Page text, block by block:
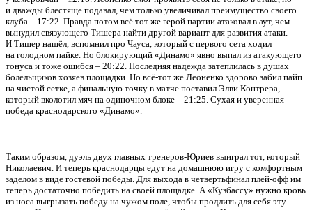
и дважды блестяще подавал, чем только увеличивал преимущество своего
клуба – 17:22. Правда потом всё тот же герой партии атаковал в аут, чем
вынудил связующего Тишера найти другой вариант для развития атаки.
И Тишер нашёл, вспомнил про Чауса, который с первого сета ходил
на голодном пайке. Но блокирующий «Динамо» явно выпал из атакующего
тонуса и тоже ошибся – 20:22. Последняя надежда затеплилась в душах
болельщиков хозяев площадки. Но всё-тот же Леоненко здорово забил пайп
на чистой сетке, а финальную точку в матче поставил Элви Контрера,
который вколотил мяч на одиночном блоке – 21:25. Сухая и уверенная
победа краснодарского «Динамо».
Таким образом, дуэль двух главных тренеров-Юриев выиграл тот, который
Николаевич. И теперь краснодарцы едут на домашнюю игру с комфортным
заделом в виде гостевой победы. Для выхода в четвертьфинал плей-офф им
теперь достаточно победить на своей площадке. А «Кузбассу» нужно кровь
из носа выгрызать победу на чужом поле, чтобы продлить для себя эту